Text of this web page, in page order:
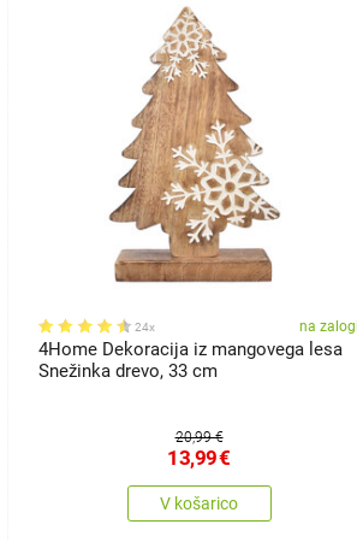
24x na zalogi
4Home Dekoracija iz mangovega lesa
Snežinka drevo, 33 cm
20,99 €
13,99€
V košarico